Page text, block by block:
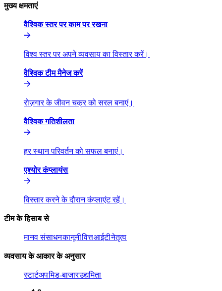
मुख्य क्षमताएं​​
वैश्विक स्तर पर काम पर रखना​​
विश्व स्तर पर अपने व्यवसाय का विस्तार करें।​​
वैश्विक टीम मैनेज करें​​
रोज़गार के जीवन चक्र को सरल बनाएं।​​
वैश्विक गतिशीलता​​
हर स्थान परिवर्तन को सफल बनाएं।​​
एश्योर कंप्लायंस​​
विस्तार करने के दौरान कंप्लाएंट रहें।​​
टीम के हिसाब से​​
मानव संसाधन​​कानूनी​​वित्त​​आईटी​​नेतृत्व​​
व्यवसाय के आकार के अनुसार​​
स्टार्टअप​​मिड-बाजार​​उद्यमिता​​